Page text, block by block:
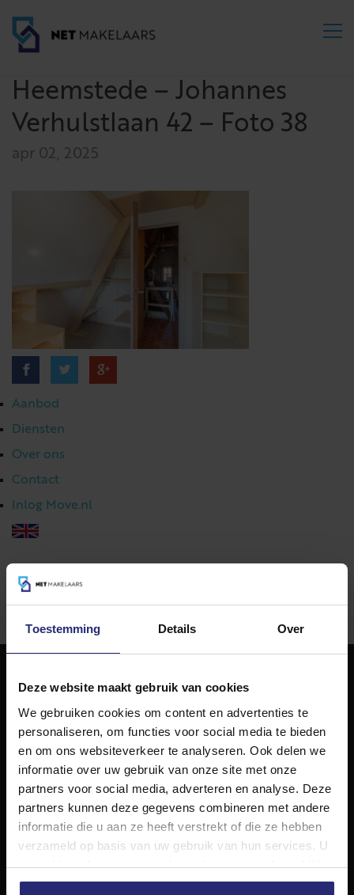
Toestemming Details Over
Deze website maakt gebruik van cookies
We gebruiken cookies om content en advertenties te
personaliseren, om functies voor social media te bieden
en om ons websiteverkeer te analyseren. Ook delen we
informatie over uw gebruik van onze site met onze
partners voor social media, adverteren en analyse. Deze
partners kunnen deze gegevens combineren met andere
informatie die u aan ze heeft verstrekt of die ze hebben
verzameld op basis van uw gebruik van hun services. U
gaat akkoord met onze cookies als u onze website blijft
gebruiken.
Heemstede – Johannes
Verhulstlaan 42 – Foto 38
apr 02, 2025
Aanbod
Diensten
Over ons
Contact
Inlog Move.nl
023 303 54 44
NET Makelaars
NET Makelaars is een modern makelaarskantoor met
decennialange ervaring in het vak en diepgaande kennis
van de huizenmarkt in Haarlem en omstreken.
Volg ons op
Diensten